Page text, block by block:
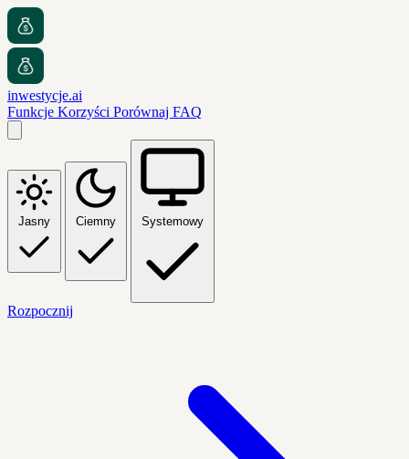
inwestycje.ai
Funkcje Korzyści Porównaj FAQ
Jasny Ciemny Systemowy
Rozpocznij